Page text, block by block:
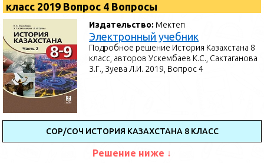
класс 2019 Вопрос 4 Вопросы
Издательство: Мектеп
Электронный учебник
Подробное решение История Казахстана 8
класс, авторов Ускембаев К.С., Сактаганова
З.Г., Зуева Л.И. 2019, Вопрос 4
СОР/СОЧ ИСТОРИЯ КАЗАХСТАНА 8 КЛАСС
Решение ниже ↓